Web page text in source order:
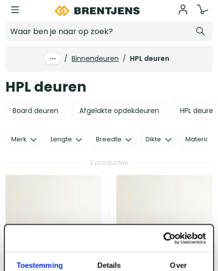
Toestemming Details Over
Ga naar hoofdinhoud
/ Binnendeuren / HPL deuren
HPL deuren
Board deuren Afgelakte opdekdeuren HPL deuren
2 producten
Merk Lengte Breedte Dikte Materiaal